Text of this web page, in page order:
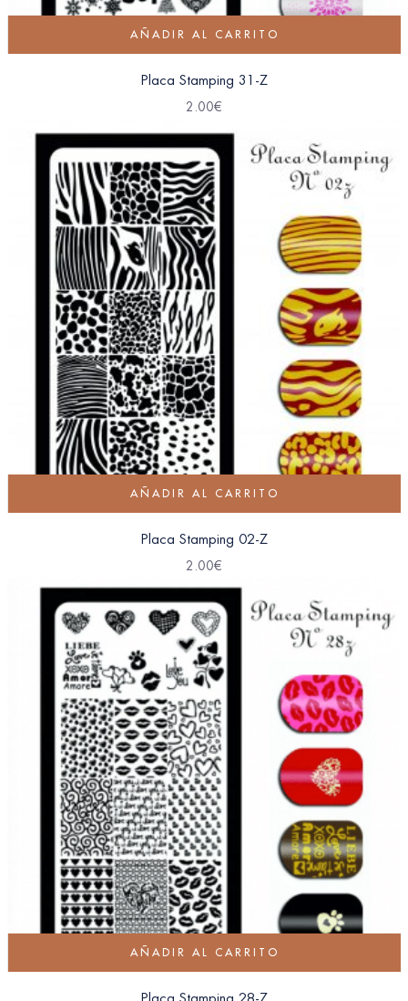
AÑADIR AL CARRITO
Placa Stamping 31-Z
2.00€
AÑADIR AL CARRITO
Placa Stamping 02-Z
2.00€
AÑADIR AL CARRITO
Placa Stamping 28-Z